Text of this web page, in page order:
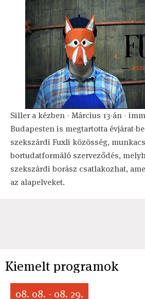
Siller a kézben - Március 13-án -
Budapesten is megtartotta évjárat-
szekszárdi Fuxli közösség,
bortudatformáló szerveződés,
szekszárdi borász csatlakozhat,
az alapelveket.
Kiemelt programok
08. 08. - 08. 29.